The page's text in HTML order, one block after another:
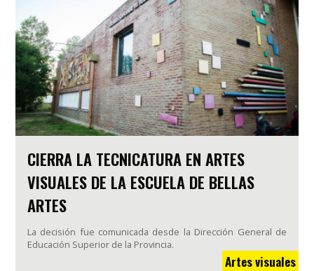
CIERRA LA TECNICATURA EN ARTES
VISUALES DE LA ESCUELA DE BELLAS
ARTES
La decisión fue comunicada desde la Dirección General de
Educación Superior de la Provincia.
Artes visuales